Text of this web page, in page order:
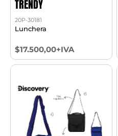
TRENDY
20P-30181
Lunchera
$17.500,00+IVA